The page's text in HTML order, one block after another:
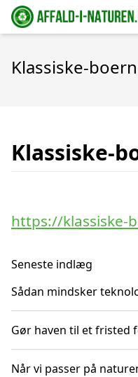
Klassiske-
Klassiske-
https://klassiske-
Seneste indlæg
Sådan mindsker
Gør haven til et fristed
Når vi passer på